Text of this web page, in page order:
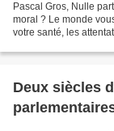
Pascal Gros, Nulle
moral ? Le monde
votre santé, les
Deux siècles